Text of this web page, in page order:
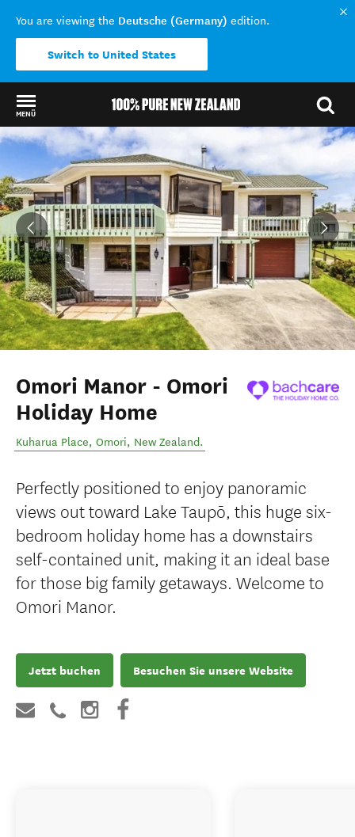
You are viewing the Deutsche (Germany) edition.
Switch to United States
MENÜ
Back to my results
Omori Manor - Omori
Holiday Home
Kuharua Place, Omori, New Zealand.
Perfectly positioned to enjoy panoramic
views out toward Lake Taupō, this huge six-
bedroom holiday home has a downstairs
self-contained unit, making it an ideal base
for those big family getaways. Welcome to
Omori Manor.
Jetzt buchen Besuchen Sie unsere Website